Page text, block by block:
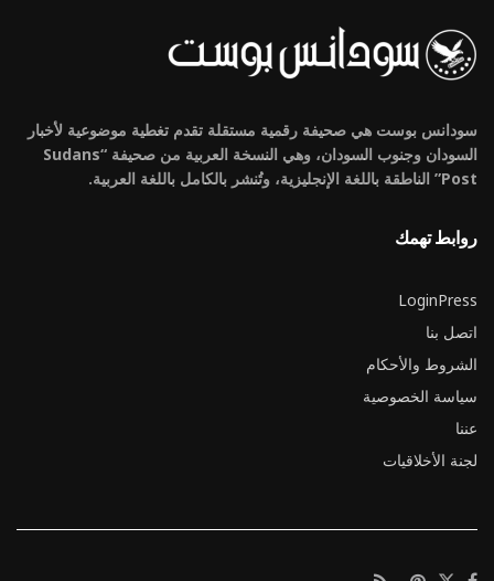
سودانس بوست هي صحيفة رقمية مستقلة تقدم تغطية موضوعية لأخبار
السودان وجنوب السودان، وهي النسخة العربية من صحيفة “Sudans
Post” الناطقة باللغة الإنجليزية، وتُنشر بالكامل باللغة العربية.
روابط تهمك
LoginPress
اتصل بنا
الشروط والأحكام
سياسة الخصوصية
عننا
لجنة الأخلاقيات